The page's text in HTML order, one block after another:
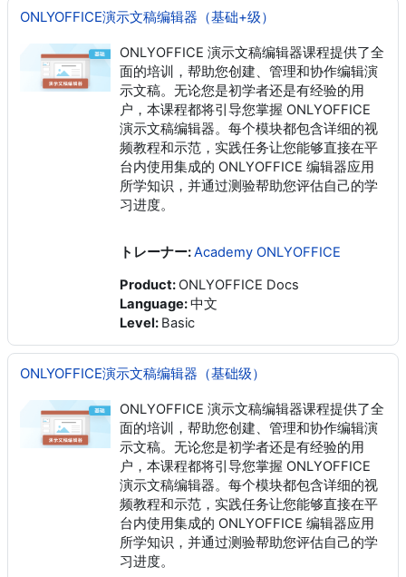
ONLYOFFICE演示文稿编辑器（基础+级）
ONLYOFFICE 演示文稿编辑器课程提供了全
面的培训，帮助您创建、管理和协作编辑演
示文稿。无论您是初学者还是有经验的用
户，本课程都将引导您掌握 ONLYOFFICE
演示文稿编辑器。每个模块都包含详细的视
频教程和示范，实践任务让您能够直接在平
台内使用集成的 ONLYOFFICE 编辑器应用
所学知识，并通过测验帮助您评估自己的学
习进度。
トレーナー:Academy ONLYOFFICE
Product: ONLYOFFICE Docs
Language:中文
Level: Basic
ONLYOFFICE演示文稿编辑器（基础级）
ONLYOFFICE 演示文稿编辑器课程提供了全
面的培训，帮助您创建、管理和协作编辑演
示文稿。无论您是初学者还是有经验的用
户，本课程都将引导您掌握 ONLYOFFICE
演示文稿编辑器。每个模块都包含详细的视
频教程和示范，实践任务让您能够直接在平
台内使用集成的 ONLYOFFICE 编辑器应用
所学知识，并通过测验帮助您评估自己的学
习进度。